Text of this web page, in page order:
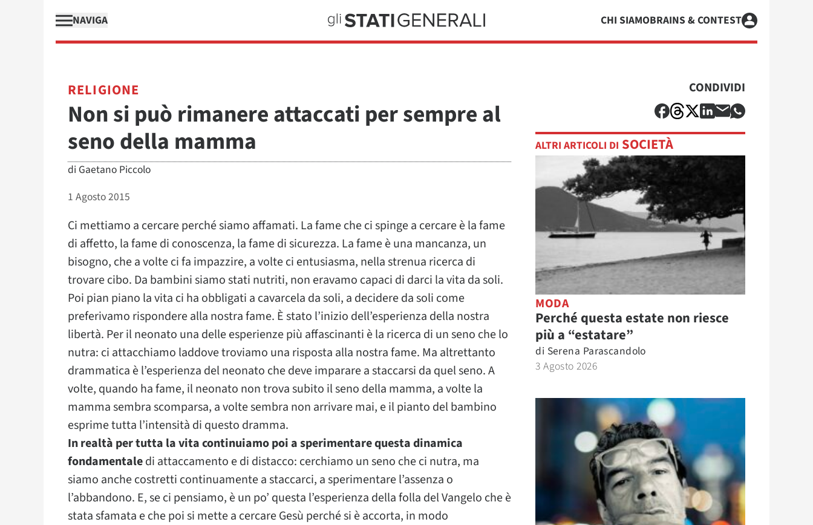
NAVIGA CHI SIAMOBRAINS & CONTEST
RELIGIONE
Non si può rimanere attaccati per sempre al
seno della mamma
di Gaetano Piccolo
1 Agosto 2015
Ci mettiamo a cercare perché siamo affamati. La fame che ci spinge a cercare è la fame
di affetto, la fame di conoscenza, la fame di sicurezza. La fame è una mancanza, un
bisogno, che a volte ci fa impazzire, a volte ci entusiasma, nella strenua ricerca di
trovare cibo. Da bambini siamo stati nutriti, non eravamo capaci di darci la vita da soli.
Poi pian piano la vita ci ha obbligati a cavarcela da soli, a decidere da soli come
preferivamo rispondere alla nostra fame. È stato l’inizio dell’esperienza della nostra
libertà. Per il neonato una delle esperienze più affascinanti è la ricerca di un seno che lo
nutra: ci attacchiamo laddove troviamo una risposta alla nostra fame. Ma altrettanto
drammatica è l’esperienza del neonato che deve imparare a staccarsi da quel seno. A
volte, quando ha fame, il neonato non trova subito il seno della mamma, a volte la
mamma sembra scomparsa, a volte sembra non arrivare mai, e il pianto del bambino
esprime tutta l’intensità di questo dramma.
In realtà per tutta la vita continuiamo poi a sperimentare questa dinamica
fondamentaledi attaccamento e di distacco: cerchiamo un seno che ci nutra, ma
siamo anche costretti continuamente a staccarci, a sperimentare l’assenza o
l’abbandono. E, se ci pensiamo, è un po’ questa l’esperienza della folla del Vangelo che è
stata sfamata e che poi si mette a cercare Gesù perché si è accorta, in modo
CONDIVIDI
ALTRI ARTICOLI DI SOCIETÀ
MODA
Perché questa estate non riesce
più a “estatare”
di Serena Parascandolo
3 Agosto 2026